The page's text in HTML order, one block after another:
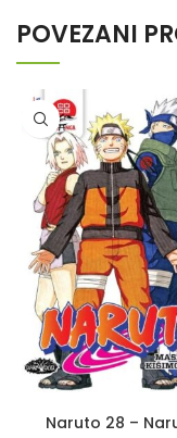
POVEZANI
Naruto 28 –